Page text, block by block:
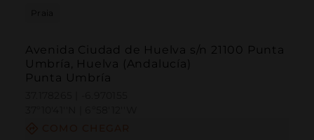
Praia
Avenida Ciudad de Huelva s/n 21100 Punta
Umbría, Huelva (Andalucía)
Punta Umbría